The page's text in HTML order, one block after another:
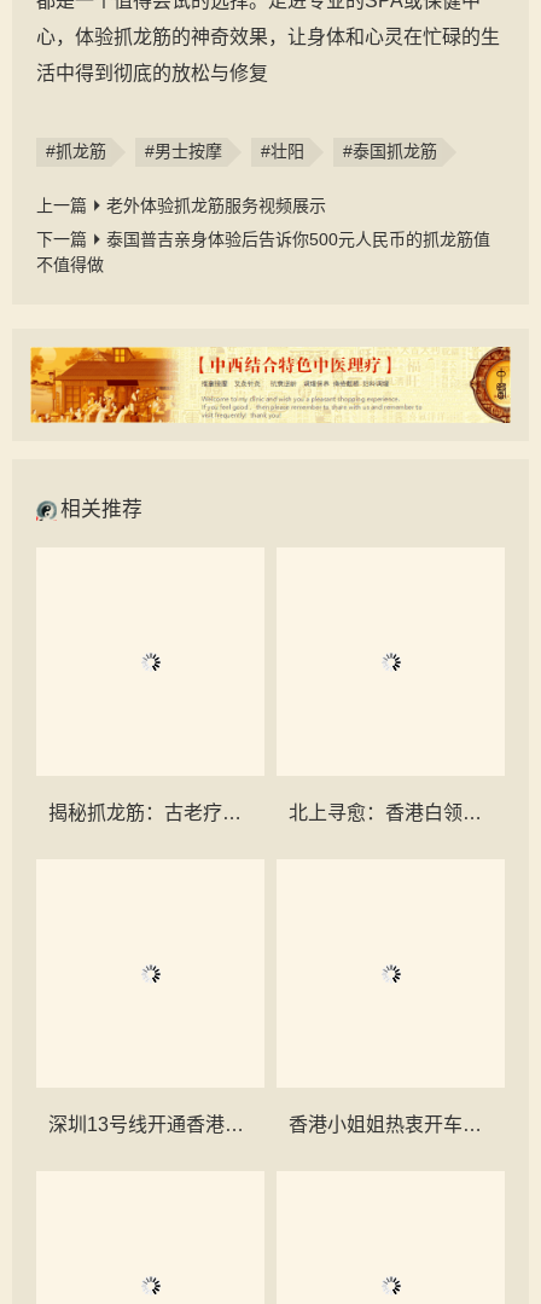
心，体验抓龙筋的神奇效果，让身体和心灵在忙碌的生
活中得到彻底的放松与修复
#抓龙筋 #男士按摩 #壮阳 #泰国抓龙筋
上一篇
老外体验抓龙筋服务视频展示
下一篇
泰国普吉亲身体验后告诉你500元人民币的抓龙筋值
不值得做
相关推荐
揭秘抓龙筋：古老疗法的现代奇效 北上寻愈：香港白领女性的周末“隐秘”花园——探访深圳南山禧之龄与“抓凤筋”的养生之道
深圳13号线开通香港过境去深圳南山体验泰式按摩抓龙筋更顺畅 香港小姐姐热衷开车到深圳南山西丽抓凤筋 ——在禧之龄逆龄抗衰中心重启身心的秘密旅程